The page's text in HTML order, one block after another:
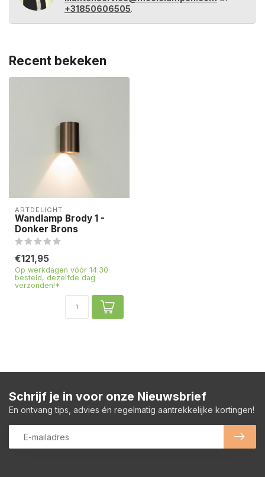
+31850606505.
Recent bekeken
ARTDELIGHT
Wandlamp Brody 1 -
Donker Brons
€121,95
Op werkdagen vóór 14.30
besteld, dezelfde dag
verzonden!*
Schrijf je in voor onze Nieuwsbrief
En ontvang tips, advies én regelmatig aantrekkelijke kortingen!